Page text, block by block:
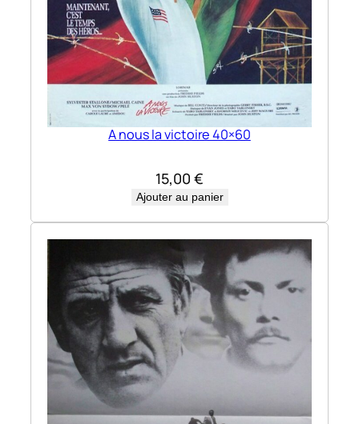
A nous la victoire 40×60
15,00 €
Ajouter au panier